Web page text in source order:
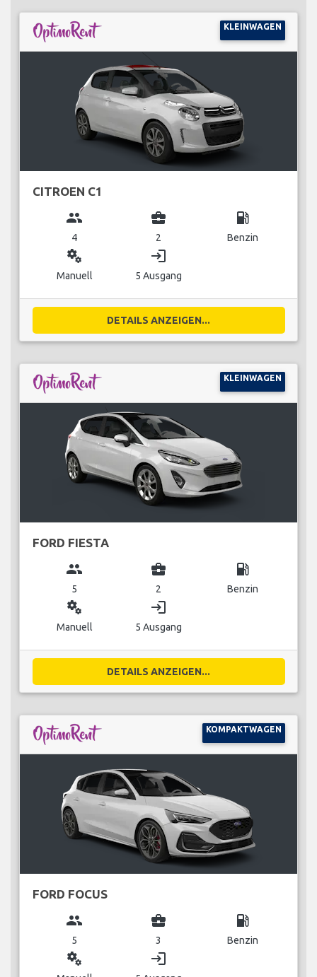
KLEINWAGEN
CITROEN C1
group
4
business_center
2
local_gas_station
Benzin
miscellaneous_services
Manuell
login
5 Ausgang
DETAILS ANZEIGEN...
KLEINWAGEN
FORD FIESTA
group
5
business_center
2
local_gas_station
Benzin
miscellaneous_services
Manuell
login
5 Ausgang
DETAILS ANZEIGEN...
KOMPAKTWAGEN
FORD FOCUS
group
5
business_center
3
local_gas_station
Benzin
miscellaneous_services login